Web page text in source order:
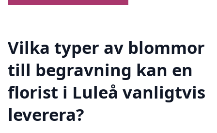
Vilka typer av blommor
till begravning kan en
florist i Luleå vanligtvis
leverera?